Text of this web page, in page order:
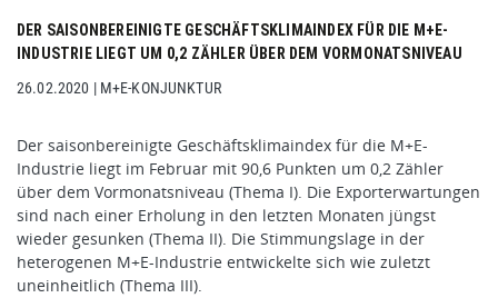
DER SAISONBEREINIGTE GESCHÄFTSKLIMAINDEX FÜR DIE M+E-
INDUSTRIE LIEGT UM 0,2 ZÄHLER ÜBER DEM VORMONATSNIVEAU
26.02.2020 | M+E-KONJUNKTUR
Der saisonbereinigte Geschäftsklimaindex für die M+E-
Industrie liegt im Februar mit 90,6 Punkten um 0,2 Zähler
über dem Vormonatsniveau (Thema I). Die Exporterwartungen
sind nach einer Erholung in den letzten Monaten jüngst
wieder gesunken (Thema II). Die Stimmungslage in der
heterogenen M+E-Industrie entwickelte sich wie zuletzt
uneinheitlich (Thema III).